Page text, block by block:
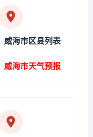
威海市区县列表
威海市天气预报